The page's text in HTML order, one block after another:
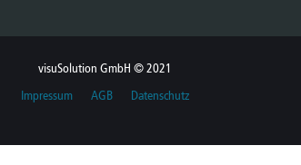
visuSolution GmbH © 2021
Impressum
AGB Datenschutz